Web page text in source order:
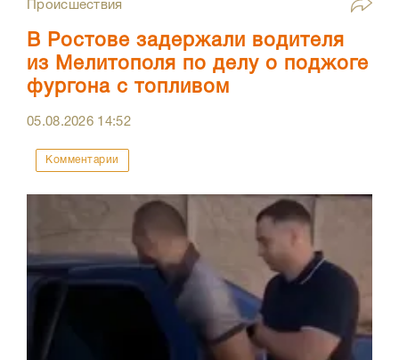
Происшествия
В Ростове задержали водителя
из Мелитополя по делу о поджоге
фургона с топливом
05.08.2026 14:52
Комментарии